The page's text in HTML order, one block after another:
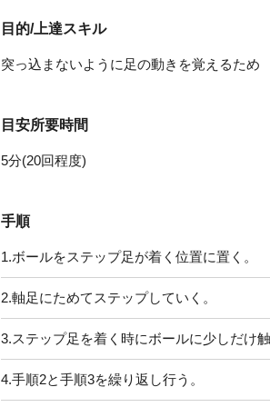
目的/上達スキル
突っ込まないように足の動きを覚えるため
目安所要時間
5分(20回程度)
手順
1.ボールをステップ足が着く位置に置く。
2.軸足にためてステップしていく。
3.ステップ足を着く時にボールに少しだけ
4.手順2と手順3を繰り返し行う。